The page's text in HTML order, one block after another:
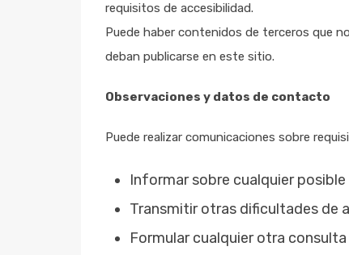
requisitos de accesibilidad.
Puede haber contenidos de terceros que
deban publicarse en este sitio.
Observaciones y datos de contacto
Puede realizar comunicaciones sobre
Informar sobre cualquier
Transmitir otras dificultades de
Formular cualquier otra